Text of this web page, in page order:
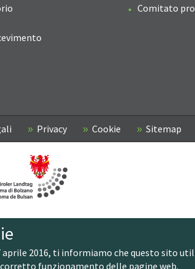
Comitato
Privacy Cookie Sitemap
2016, ti informiamo che questo sito
funzionamento delle pagine web.